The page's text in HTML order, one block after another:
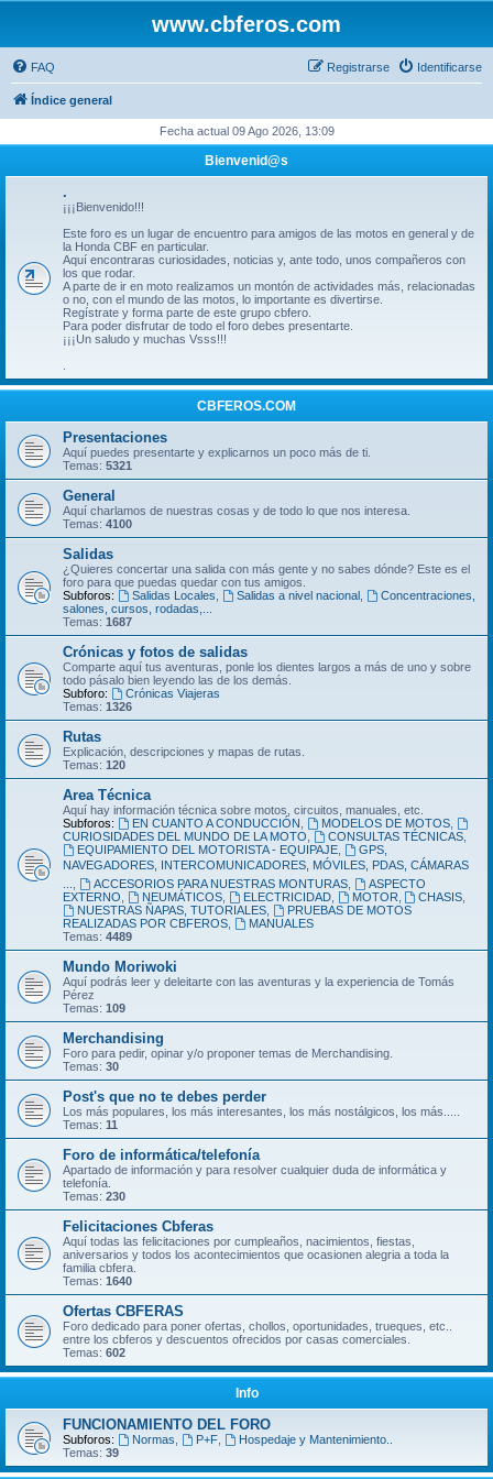
www.cbferos.com
FAQ Identificarse
Registrarse
Índice general
Fecha actual 09 Ago 2026, 13:09
Bienvenid@s
.
¡¡¡Bienvenido!!!
Este foro es un lugar de encuentro para amigos de las motos en general y de
la Honda CBF en particular.
Aquí encontraras curiosidades, noticias y, ante todo, unos compañeros con
los que rodar.
A parte de ir en moto realizamos un montón de actividades más, relacionadas
o no, con el mundo de las motos, lo importante es divertirse.
Regístrate y forma parte de este grupo cbfero.
Para poder disfrutar de todo el foro debes presentarte.
¡¡¡Un saludo y muchas Vsss!!!
CBFEROS.COM
Presentaciones
Aquí puedes presentarte y explicarnos un poco más de ti.
Temas: 5321
General
Aquí charlamos de nuestras cosas y de todo lo que nos interesa.
Temas: 4100
Salidas
¿Quieres concertar una salida con más gente y no sabes dónde? Este es el
foro para que puedas quedar con tus amigos.
Subforos:
Salidas Locales Salidas a nivel nacional,
Concentraciones,
salones, cursos, rodadas,...
Temas: 1687
Crónicas y fotos de salidas
Comparte aquí tus aventuras, ponle los dientes largos a más de uno y sobre
todo pásalo bien leyendo las de los demás.
Subforo:
Crónicas Viajeras
Temas: 1326
Rutas
Explicación, descripciones y mapas de rutas.
Temas: 120
Area Técnica
Aquí hay información técnica sobre motos, circuitos, manuales, etc.
Subforos:
EN CUANTO A CONDUCCIÓN MODELOS DE MOTOS,
CURIOSIDADES DEL MUNDO DE LA MOTO
CONSULTAS TÉCNICAS,
EQUIPAMIENTO DEL MOTORISTA - EQUIPAJE,
GPS,
NAVEGADORES, INTERCOMUNICADORES, MÓVILES, PDAS, CÁMARAS
ACCESORIOS PARA NUESTRAS MONTURAS,
ASPECTO
EXTERNO
NEUMÁTICOS, ELECTRICIDAD, MOTOR CHASIS
NUESTRAS ÑAPAS, TUTORIALES,
PRUEBAS DE MOTOS
REALIZADAS POR CBFEROS
MANUALES
Temas: 4489
Mundo Moriwoki
Aquí podrás leer y deleitarte con las aventuras y la experiencia de Tomás
Pérez
Temas: 109
Merchandising
Foro para pedir, opinar y/o proponer temas de Merchandising.
Temas: 30
Post's que no te debes perder
Los más populares, los más interesantes, los más nostálgicos, los más.....
Temas: 11
Foro de informática/telefonía
Apartado de información y para resolver cualquier duda de informática y
telefonía.
Temas: 230
Felicitaciones Cbferas
Aquí todas las felicitaciones por cumpleaños, nacimientos, fiestas,
aniversarios y todos los acontecimientos que ocasionen alegria a toda la
familia cbfera.
Temas: 1640
Ofertas CBFERAS
Foro dedicado para poner ofertas, chollos, oportunidades, trueques, etc..
entre los cbferos y descuentos ofrecidos por casas comerciales.
Temas: 602
Info
FUNCIONAMIENTO DEL FORO
Subforos: Normas P+F,
Hospedaje y Mantenimiento..
Temas: 39